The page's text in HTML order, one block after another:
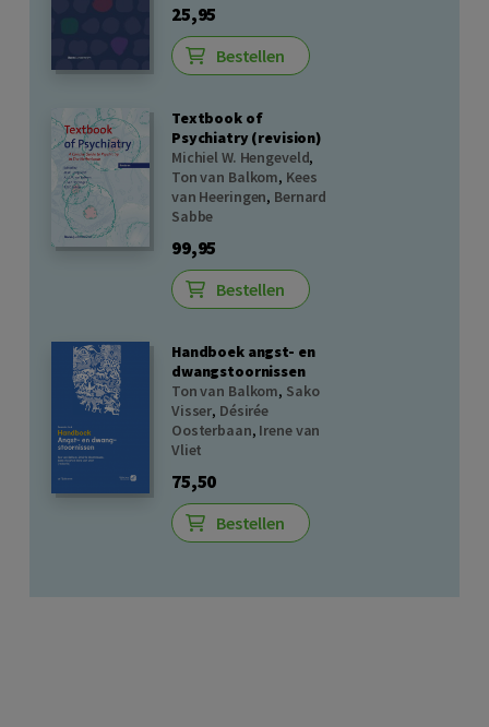
25,95
Bestellen
Textbook of
Psychiatry (revision)
Michiel W. Hengeveld,
Ton van Balkom, Kees
van Heeringen, Bernard
Sabbe
99,95
Bestellen
Handboek angst- en
dwangstoornissen
Ton van Balkom, Sako
Visser, Désirée
Oosterbaan, Irene van
Vliet
75,50
Bestellen